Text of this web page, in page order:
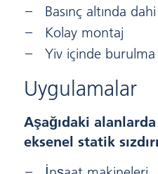
Basınç altında
Kolay montaj
Yiv içinde
Uygulamalar
Aşağıdaki
eksenel statik